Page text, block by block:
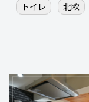
トイレ
北欧